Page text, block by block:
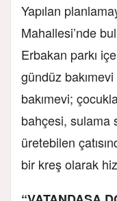
Yapılan
Mahallesi’nde
Erbakan parkı
gündüz
bakımevi;
bahçesi, sulama
üretebilen
bir kreş olarak